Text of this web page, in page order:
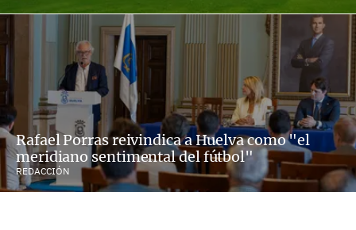
Rafael Porras reivindica a Huelva como "el
meridiano sentimental del fútbol"
REDACCIÓN